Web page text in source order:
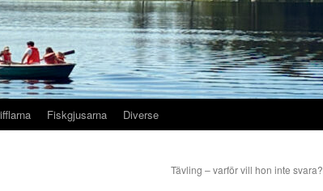
Fiskgjusarna Diverse
Tävling – varför vill hon inte svara?